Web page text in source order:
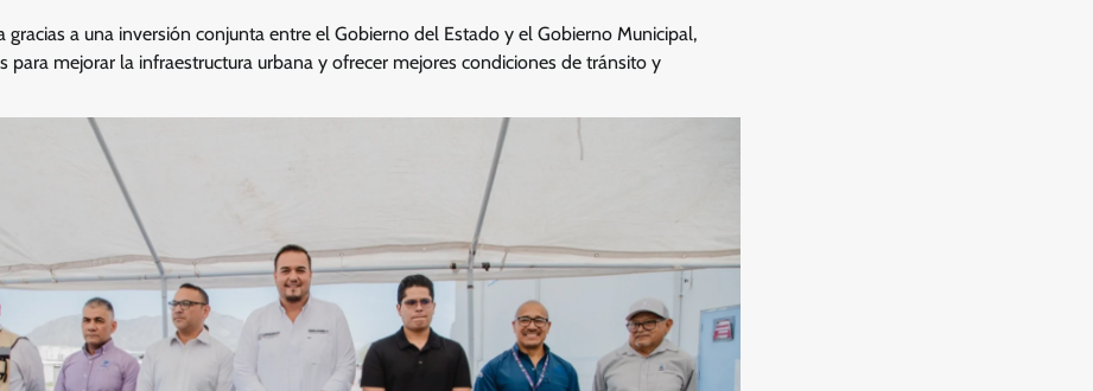
gracias a una inversión conjunta entre el Gobierno del Estado y el Gobierno Municipal,
para mejorar la infraestructura urbana y ofrecer mejores condiciones de tránsito y